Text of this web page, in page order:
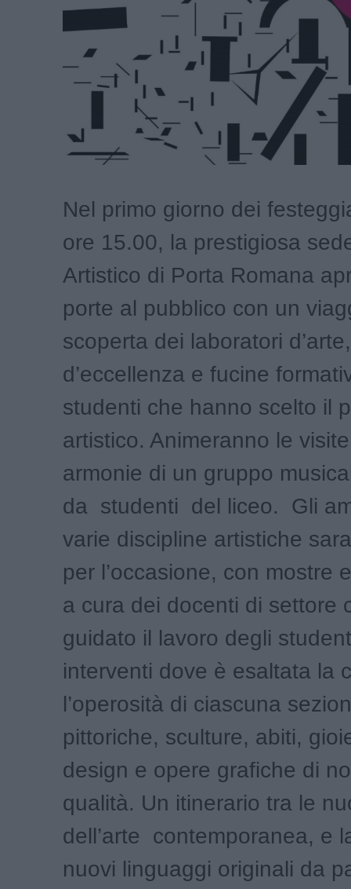
Nel primo giorno dei
ore 15.00, la prestigiosa
Artistico di Porta Romana
porte al pubblico con un
scoperta dei laboratori
d’eccellenza e fucine
studenti che hanno scelto il
artistico. Animeranno le
armonie di un gruppo
da studenti del liceo. Gli
varie discipline artistiche
per l’occasione, con mostre
a cura dei docenti di settore
guidato il lavoro degli
interventi dove è esaltata la
l’operosità di ciascuna
pittoriche, sculture, abiti,
design e opere grafiche di
qualità. Un itinerario tra le
dell’arte contemporanea, e
nuovi linguaggi originali da